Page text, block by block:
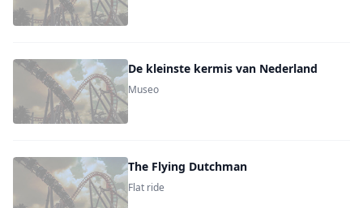
De kleinste kermis van Nederland
Museo
The Flying Dutchman
Flat ride